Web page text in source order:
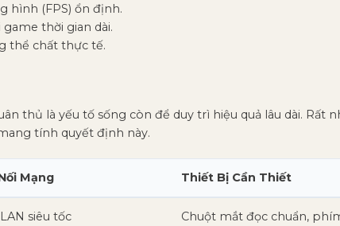
hình (FPS) ổn định.
thời gian dài.
thể chất thực tế.
thủ là yếu tố sống còn để duy trì hiệu quả lâu dài. Rất
tính quyết định này.
Mạng Thiết Bị Cần Thiết
siêu tốc Chuột mắt đọc chuẩn,